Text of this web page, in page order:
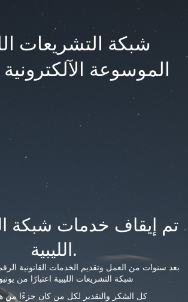
شبكة التشريعات
الموسوعة
تم إيقاف خدمات شبكة
الليبية.
بعد سنوات من العمل وتقديم الخدمات القانونية
شبكة التشريعات الليبية اعتبارًا من يونيو
كل الشكر والتقدير لكل من كان جزءًا من